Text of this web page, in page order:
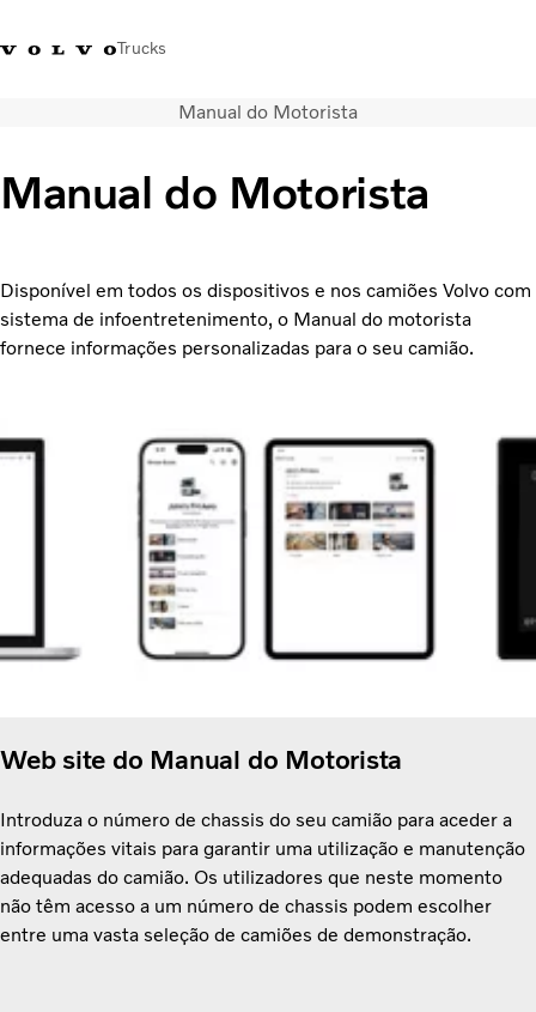
Trucks
Volvo Trucks
Nors Trucks and Buses Portugal
Usados
Serviços
Localizador de concessionários
Contacto
Campanhas
Manual do Motorista
Manual do Motorista
Disponível em todos os dispositivos e nos camiões Volvo com
sistema de infoentretenimento, o Manual do motorista
fornece informações personalizadas para o seu camião.
Web site do Manual do Motorista
Introduza o número de chassis do seu camião para aceder a
informações vitais para garantir uma utilização e manutenção
adequadas do camião. Os utilizadores que neste momento
não têm acesso a um número de chassis podem escolher
entre uma vasta seleção de camiões de demonstração.